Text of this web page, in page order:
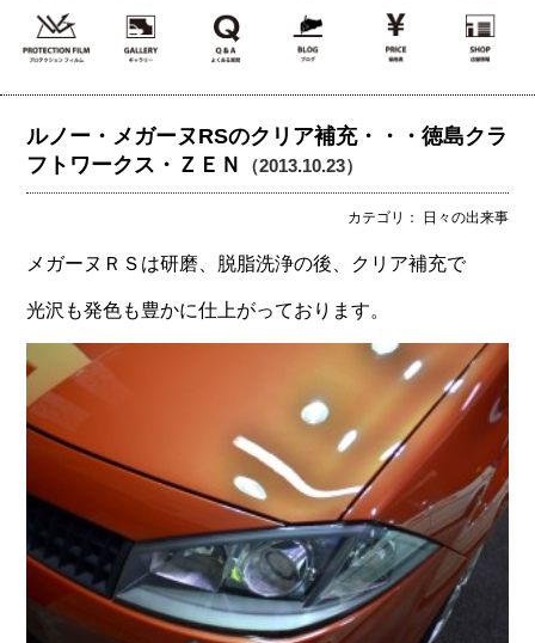
ルノー・メガーヌRSのクリア補充・・・徳島クラ
フトワークス・ＺＥＮ
（2013.10.23）
カテゴリ： 日々の出来事
メガーヌＲＳは研磨、脱脂洗浄の後、クリア補充で
光沢も発色も豊かに仕上がっております。